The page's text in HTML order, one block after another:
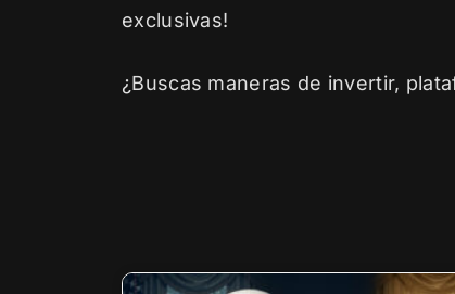
exclusivas!
¿Buscas maneras de invertir,